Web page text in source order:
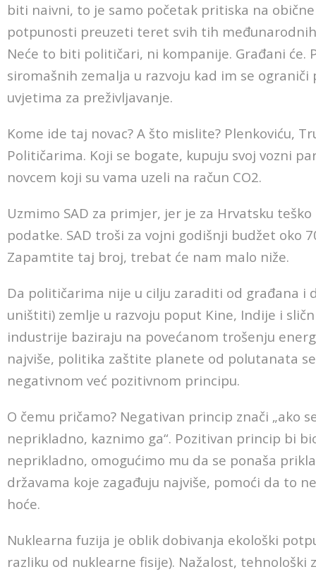
biti naivni, to je samo početak pritiska na
potpunosti preuzeti teret svih tih
Neće to biti političari, ni kompanije. Građani će.
siromašnih zemalja u razvoju kad im se
uvjetima za preživljavanje.
Kome ide taj novac? A što mislite? Plenkoviću,
Političarima. Koji se bogate, kupuju svoj vozni
novcem koji su vama uzeli na račun CO2.
Uzmimo SAD za primjer, jer je za Hrvatsku
podatke. SAD troši za vojni godišnji budžet oko
Zapamtite taj broj, trebat će nam malo niže.
Da političarima nije u cilju zaraditi od građana i
uništiti) zemlje u razvoju poput Kine, Indije i
industrije baziraju na povećanom trošenju
najviše, politika zaštite planete od polutanata
negativnom već pozitivnom principu.
O čemu pričamo? Negativan princip znači „ako
neprikladno, kaznimo ga“. Pozitivan princip bi
neprikladno, omogućimo mu da se ponaša
državama koje zagađuju najviše, pomoći da to
hoće.
Nuklearna fuzija je oblik dobivanja ekološki
razliku od nuklearne fisije). Nažalost, tehnološki